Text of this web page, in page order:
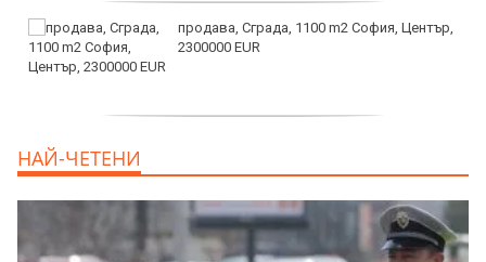
продава, Сграда, 1100 m2 София, Център,
2300000 EUR
НАЙ-ЧЕТЕНИ